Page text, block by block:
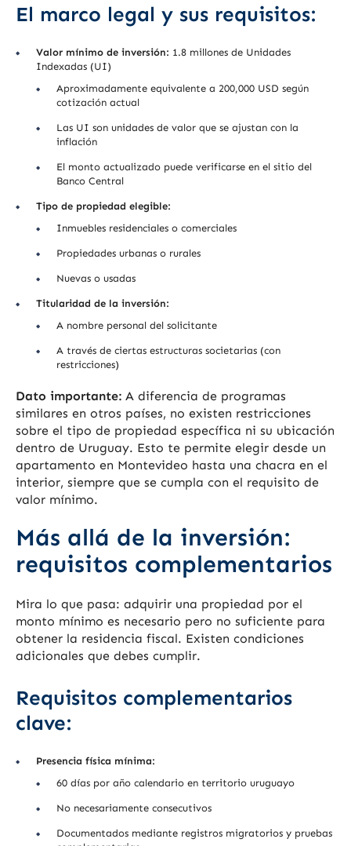
El marco legal y sus requisitos:
Valor mínimo de inversión: 1.8 millones de Unidades
Indexadas (UI)
Aproximadamente equivalente a 200,000 USD según
cotización actual
Las UI son unidades de valor que se ajustan con la
inflación
El monto actualizado puede verificarse en el sitio del
Banco Central
Tipo de propiedad elegible:
Inmuebles residenciales o comerciales
Propiedades urbanas o rurales
Nuevas o usadas
Titularidad de la inversión:
A nombre personal del solicitante
A través de ciertas estructuras societarias (con
restricciones)
Dato importante: A diferencia de programas
similares en otros países, no existen restricciones
sobre el tipo de propiedad específica ni su ubicación
dentro de Uruguay. Esto te permite elegir desde un
apartamento en Montevideo hasta una chacra en el
interior, siempre que se cumpla con el requisito de
valor mínimo.
Más allá de la inversión:
requisitos complementarios
Mira lo que pasa: adquirir una propiedad por el
monto mínimo es necesario pero no suficiente para
obtener la residencia fiscal. Existen condiciones
adicionales que debes cumplir.
Requisitos complementarios
clave:
Presencia física mínima:
60 días por año calendario en territorio uruguayo
No necesariamente consecutivos
Documentados mediante registros migratorios y pruebas